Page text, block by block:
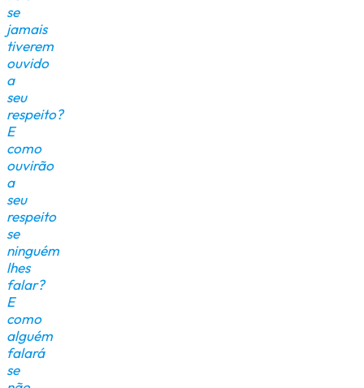
se
jamais
tiverem
ouvido
a
seu
respeito?
E
como
ouvirão
a
seu
respeito
se
ninguém
lhes
falar?
E
como
alguém
falará
se